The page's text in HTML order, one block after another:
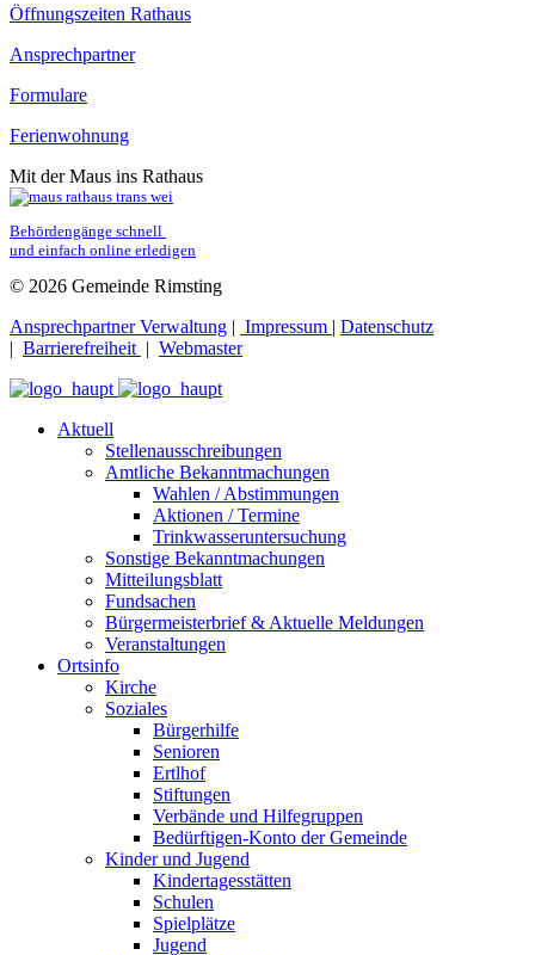
Öffnungszeiten Rathaus
Ansprechpartner
Formulare
Ferienwohnung
Mit der Maus ins Rathaus
Behördengänge schnell
und einfach online erledigen
© 2026 Gemeinde Rimsting
Ansprechpartner Verwaltung | Impressum | Datenschutz
| Barrierefreiheit | Webmaster
Aktuell
Stellenausschreibungen
Amtliche Bekanntmachungen
Wahlen / Abstimmungen
Aktionen / Termine
Trinkwasseruntersuchung
Sonstige Bekanntmachungen
Mitteilungsblatt
Fundsachen
Bürgermeisterbrief & Aktuelle Meldungen
Veranstaltungen
Ortsinfo
Kirche
Soziales
Bürgerhilfe
Senioren
Ertlhof
Stiftungen
Verbände und Hilfegruppen
Bedürftigen-Konto der Gemeinde
Kinder und Jugend
Kindertagesstätten
Schulen
Spielplätze
Jugend